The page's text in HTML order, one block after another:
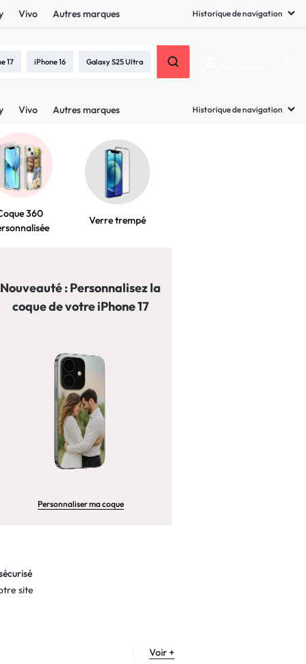
17 iPhone 16 Galaxy S25 Ultra
Vivo Autres marques Historique de navigation
Vivo Autres marques Historique de navigation
360
Verre trempé
Nouveauté : Personnalisez la
coque de votre iPhone 17
Personnaliser ma coque
site
Voir +